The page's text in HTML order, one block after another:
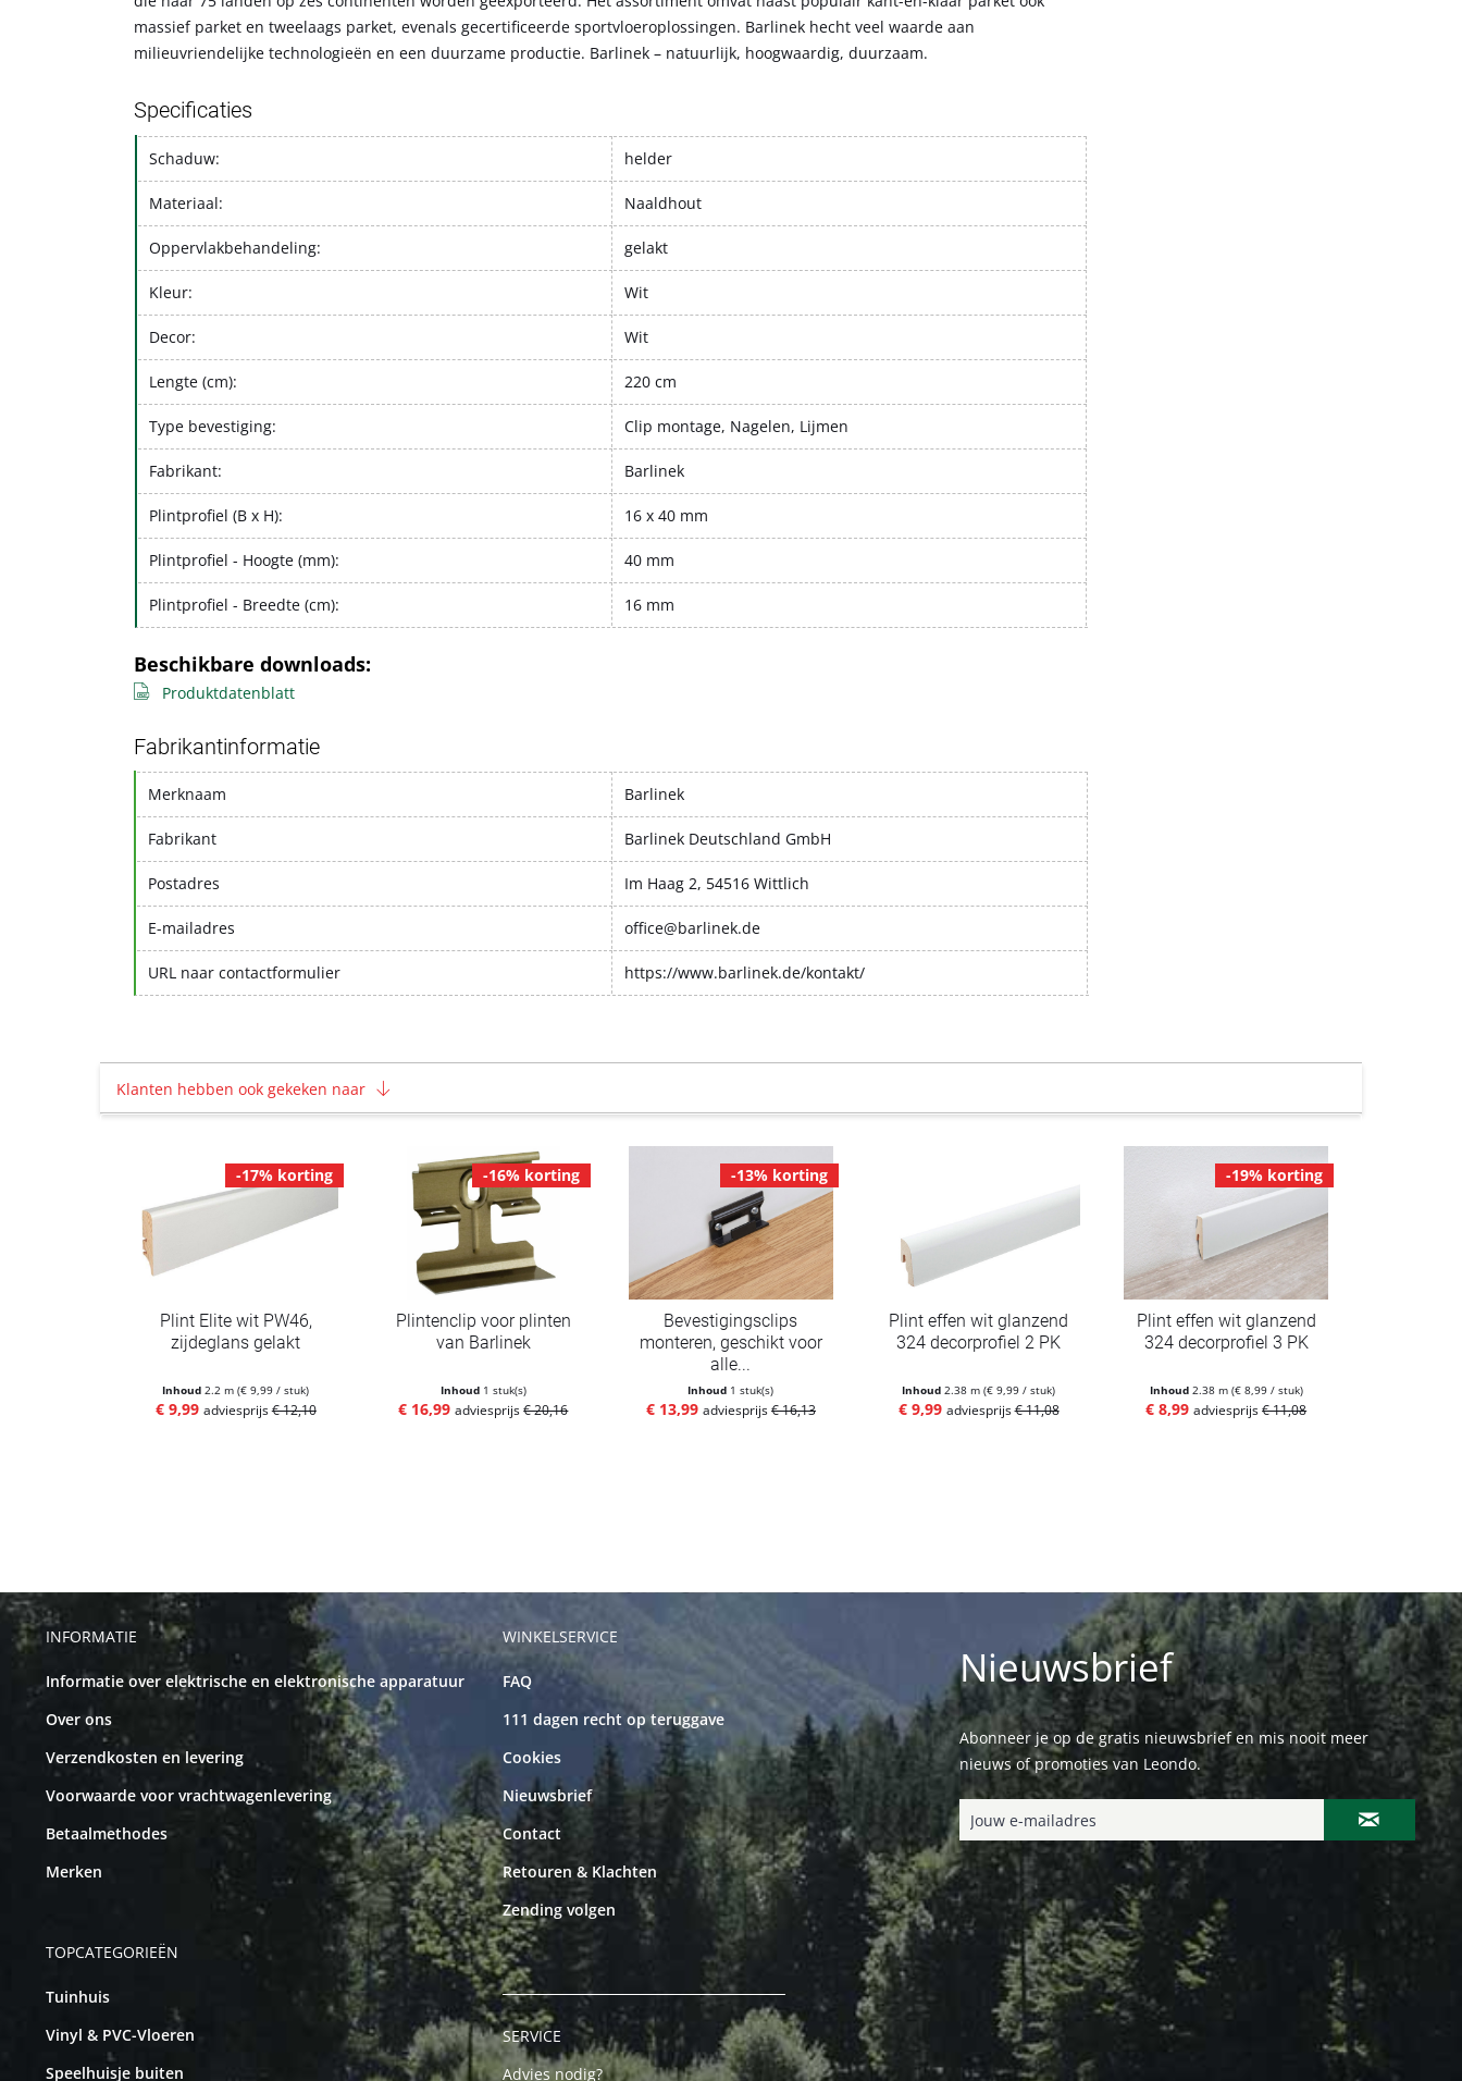
massief parket en tweelaags parket, evenals gecertificeerde sportvloeroplossingen. Barlinek hecht veel waarde aan
milieuvriendelijke technologieën en een duurzame productie. Barlinek – natuurlijk, hoogwaardig, duurzaam.
Specificaties
Schaduw: helder
Materiaal: Naaldhout
Oppervlakbehandeling: gelakt
Kleur: Wit
Decor: Wit
Lengte (cm): 220 cm
Type bevestiging: Clip montage, Nagelen, Lijmen
Fabrikant: Barlinek
Plintprofiel (B x H): 16 x 40 mm
Plintprofiel - Hoogte (mm): 40 mm
Plintprofiel - Breedte (cm): 16 mm
Beschikbare downloads:
Produktdatenblatt
Fabrikantinformatie
Merknaam Barlinek
Fabrikant Barlinek Deutschland GmbH
Postadres Im Haag 2, 54516 Wittlich
E-mailadres office@barlinek.de
URL naar contactformulier https://www.barlinek.de/kontakt/
Klanten hebben ook gekeken naar
-17% korting
Plint Elite wit PW46,
zijdeglans gelakt
Inhoud2.2 m(€ 9,99 / stuk)
€ 9,99 adviesprijs€ 12,10
-16% korting
Plintenclip voor plinten
van Barlinek
Inhoud 1 stuk(s)
€ 16,99 adviesprijs€ 20,16
-13% korting
Bevestigingsclips
monteren, geschikt voor
alle...
Inhoud 1 stuk(s)
€ 13,99 adviesprijs€ 16,13
Plint effen wit glanzend
324 decorprofiel 2 PK
Inhoud2.38 m(€ 9,99 / stuk)
€ 9,99 adviesprijs€ 11,08
-19% korting
Plint effen wit glanzend
324 decorprofiel 3 PK
Inhoud 2.38 m (€ 8,99 / stuk)
€ 8,99 adviesprijs€ 11,08
INFORMATIE
Informatie over elektrische en elektronische apparatuur
Over ons
Verzendkosten en levering
Voorwaarde voor vrachtwagenlevering
Betaalmethodes
Merken
TOPCATEGORIEËN
Tuinhuis
Vinyl & PVC-Vloeren
Speelhuisje buiten
WINKELSERVICE
FAQ
111 dagen recht op teruggave
Cookies
Nieuwsbrief
Contact
Retouren & Klachten
Zending volgen
SERVICE
Advies nodig?
Nieuwsbrief
Abonneer je op de gratis nieuwsbrief en mis nooit meer
nieuws of promoties van Leondo.